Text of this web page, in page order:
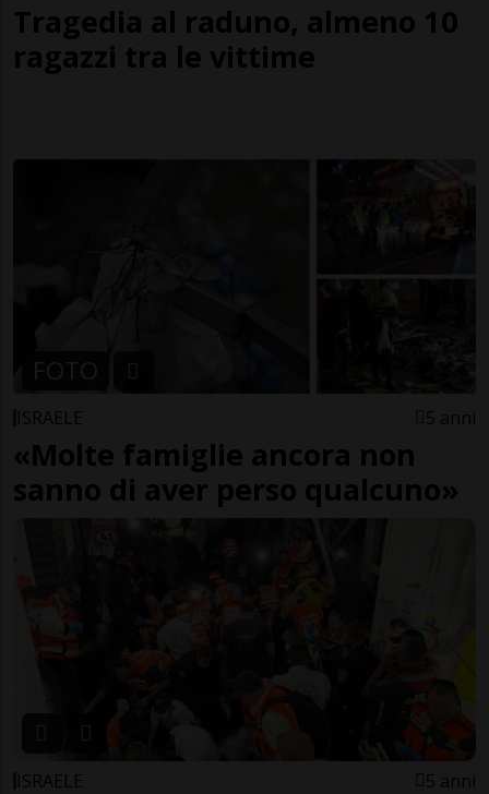
Tragedia al raduno, almeno 10
ragazzi tra le vittime
ISRAELE 5 anni
«Molte famiglie ancora non
sanno di aver perso qualcuno»
ISRAELE 5 anni